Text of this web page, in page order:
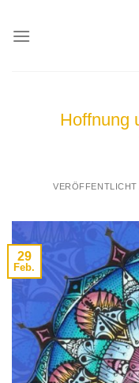
Hoffnung
29
Feb.